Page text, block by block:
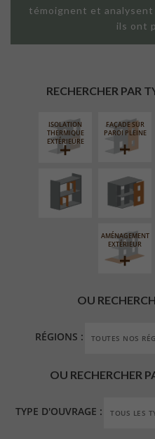
témoignent et
ils ont
RECHERCHER PAR
ISOLATION
THERMIQUE
EXTÉRIEURE
FAÇADE SUR
PAROI PLEINE
RÉAMÉNAGEMENT
INTÉRIEUR
FERMETURE
LOGGIAS
AMÉNAGEMENT
EXTÉRIEUR
OU
RÉGIONS :
OU RECHERCHER
TYPE D'OUVRAGE :